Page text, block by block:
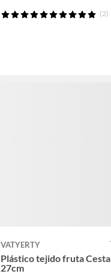
(2)
VATYERTY
Plástico tejido fruta Cesta
27cm